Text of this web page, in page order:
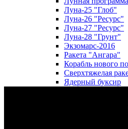
Луна-25 "Глоб"
Луна-26 "Ресурс"
Луна-27 "Ресурс"
Луна-28 "Грунт"
Экзомарс-2016
Ракета "Ангара"
Корабль нового
Сверхтяжелая
Ядерный буксир